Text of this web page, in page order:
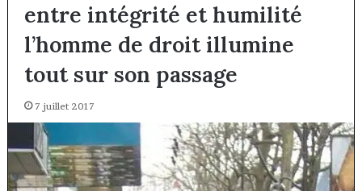
entre intégrité et humilité
l’homme de droit illumine
tout sur son passage
7 juillet 2017